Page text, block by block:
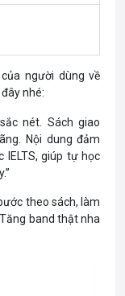
người dùng về
nhé:
nét. Sách giao
Nội dung đảm
IELTS, giúp tự học
theo sách, làm
band thật nha